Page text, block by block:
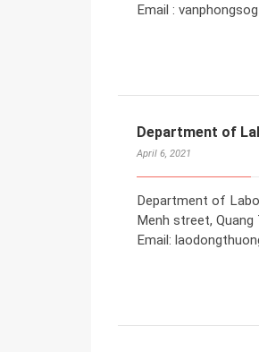
Email :
Department of
April 6, 2021
Department of
Menh street, Quang
Email: